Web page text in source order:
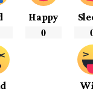
Happy
0